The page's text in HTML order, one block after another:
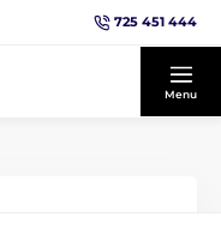
725 451 444
Menu